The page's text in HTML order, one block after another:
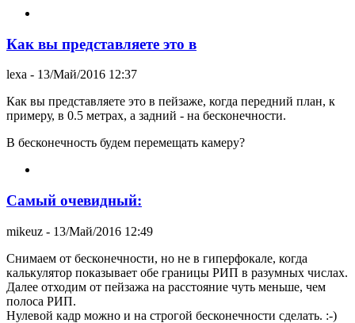
Как вы представляете это в
lexa - 13/Май/2016 12:37
Как вы представляете это в пейзаже, когда передний план, к
примеру, в 0.5 метрах, а задний - на бесконечности.
В бесконечность будем перемещать камеру?
Самый очевидный:
mikeuz - 13/Май/2016 12:49
Снимаем от бесконечности, но не в гиперфокале, когда
калькулятор показывает обе границы РИП в разумных числах.
Далее отходим от пейзажа на расстояние чуть меньше, чем
полоса РИП.
Нулевой кадр можно и на строгой бесконечности сделать. :-)